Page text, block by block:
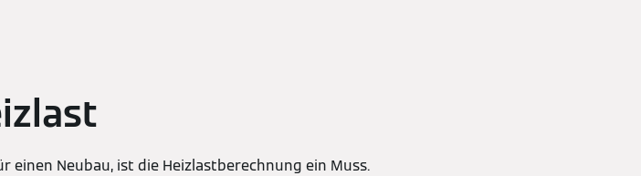
einen Neubau, ist die Heizlastberechnung ein Muss.